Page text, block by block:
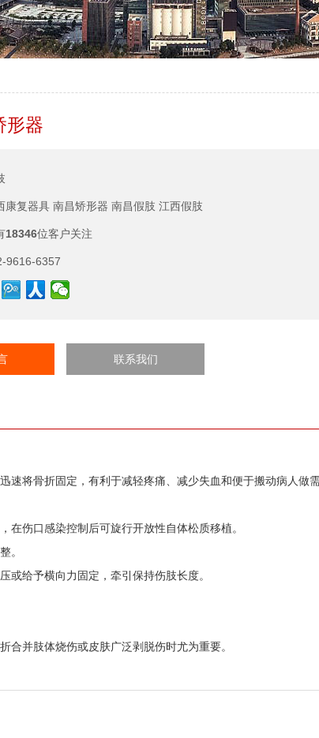
形器
康复器具 南昌矫形器 南昌假肢 江西假肢
18346位客户关注
9616-6357
联系我们
速将骨折固定，有利于减轻疼痛、减少失血和便于搬动病人做
在伤口感染控制后可旋行开放性自体松质移植。
。
或给予横向力固定，牵引保持伤肢长度。
并肢体烧伤或皮肤广泛剥脱伤时尤为重要。